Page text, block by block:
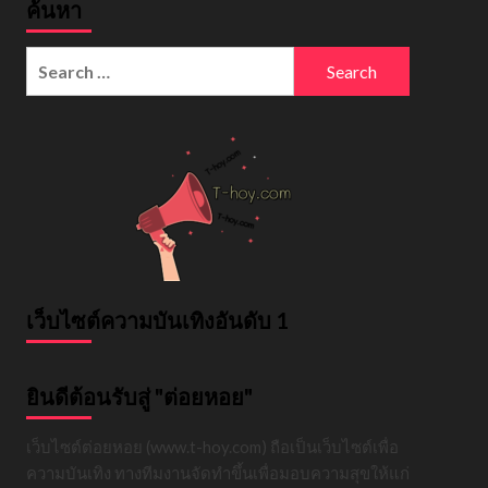
ค้นหา
เว็บไซต์ความบันเทิงอันดับ 1
ยินดีต้อนรับสู่ "ต่อยหอย"
เว็บไซต์ต่อยหอย (www.t-hoy.com) ถือเป็นเว็บไซต์เพื่อ
ความบันเทิง ทางทีมงานจัดทำขึ้นเพื่อมอบความสุขให้แก่